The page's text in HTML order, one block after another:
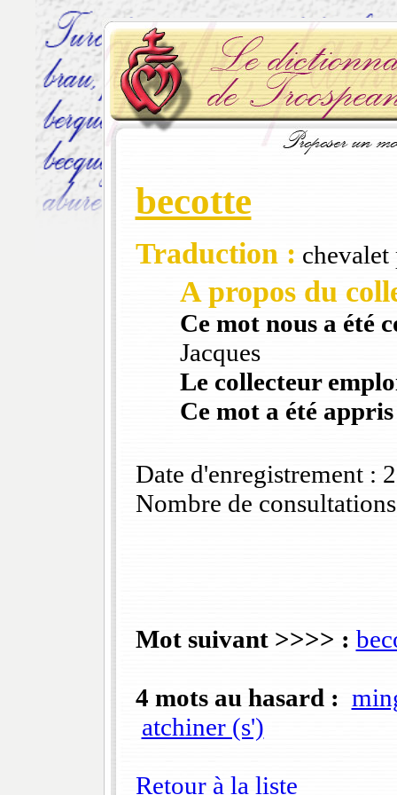
becotte
Traduction : chevalet
A propos du
Ce mot nous a été
Jacques
Le collecteur
Ce mot a été
Date d'enregistrement :
Nombre de
Mot suivant >>>> :
4 mots au hasard :
atchiner (s')
Retour à la liste